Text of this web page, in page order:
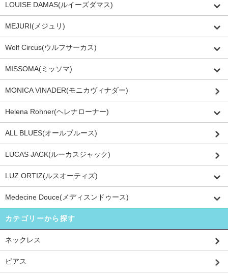
LOUISE DAMAS(ルイーズダマス)
MEJURI(メジュリ)
Wolf Circus(ウルフサーカス)
MISSOMA(ミッソマ)
MONICA VINADER(モニカヴィナダー)
Helena Rohner(ヘレナローナー)
ALL BLUES(オールブルース)
LUCAS JACK(ルーカスジャック)
LUZ ORTIZ(ルスオーティズ)
Medecine Douce(メディスンドゥース)
カテゴリーから探す
ネックレス
ピアス